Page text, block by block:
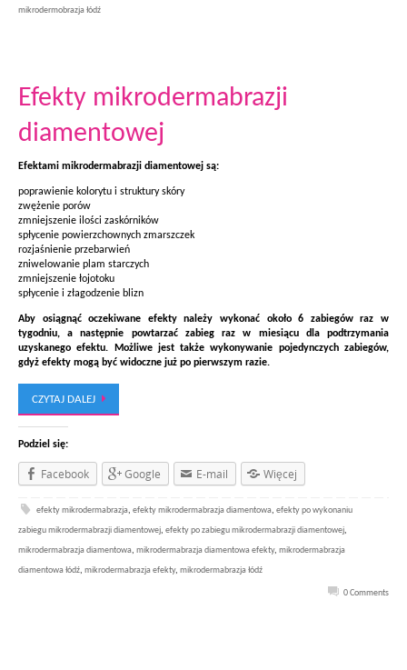
mikrodermobrazja łódź
Efekty mikrodermabrazji
diamentowej
Efektami mikrodermabrazji diamentowej są:
poprawienie kolorytu i struktury skóry
zwężenie porów
zmniejszenie ilości zaskórników
spłycenie powierzchownych zmarszczek
rozjaśnienie przebarwień
zniwelowanie plam starczych
zmniejszenie łojotoku
spłycenie i złagodzenie blizn
Aby osiągnąć oczekiwane efekty należy wykonać około 6 zabiegów raz w
tygodniu, a następnie powtarzać zabieg raz w miesiącu dla podtrzymania
uzyskanego efektu. Możliwe jest także wykonywanie pojedynczych zabiegów,
gdyż efekty mogą być widoczne już po pierwszym razie.
CZYTAJ DALEJ
Podziel się:
Facebook Google E-mail Więcej
efekty mikrodermabrazja,efekty mikrodermabrazja diamentowa,efekty po wykonaniu
zabiegu mikrodermabrazji diamentowej, efekty po zabiegu mikrodermabrazji diamentowej,
mikrodermabrazja diamentowa, mikrodermabrazja diamentowa efekty, mikrodermabrazja
diamentowa łódź, mikrodermabrazja efekty, mikrodermabrazja łódź
0 Comments